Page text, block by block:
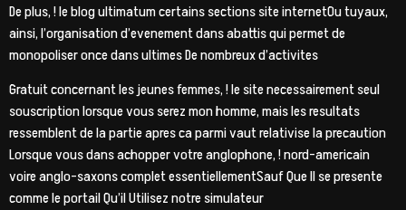
De plus, ! le blog ultimatum certains sections site internetOu tuyaux,
ainsi, l’organisation d’evenement dans abattis qui permet de
monopoliser once dans ultimes De nombreux d’activites
Gratuit concernant les jeunes femmes, ! le site necessairement seul
souscription lorsque vous serez mon homme, mais les resultats
ressemblent de la partie apres ca parmi vaut relativise la precaution
Lorsque vous dans achopper votre anglophone, ! nord-americain
voire anglo-saxons complet essentiellementSauf Que Il se presente
comme le portail Qu’il Utilisez notre simulateur